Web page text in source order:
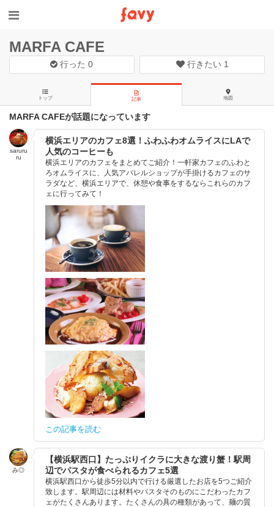
MARFA CAFE
行った0 行きたい 1
トップ 記事 地図
MARFA CAFEが話題になっています
saruru
ru
横浜エリアのカフェ8選！ふわふわオムライスにLAで
人気のコーヒーも
横浜エリアのカフェをまとめてご紹介！一軒家カフェのふわと
ろオムライスに、人気アパレルショップが手掛けるカフェのサ
ラダなど、横浜エリアで、休憩や食事をするならこれらのカフ
ェに行ってみて！
この記事を読む
み◎
【横浜駅西口】たっぷりイクラに大きな渡り蟹！駅周
辺でパスタが食べられるカフェ5選
横浜駅西口から徒歩5分以内で行ける厳選したお店を5つご紹介
致します。駅周辺には材料やパスタそのものにこだわったカフ
ェがたくさんあります。たくさんの具の種類があって、麺の質